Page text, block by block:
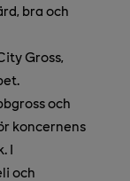
bra och
Gross,
och
koncernens
I
och